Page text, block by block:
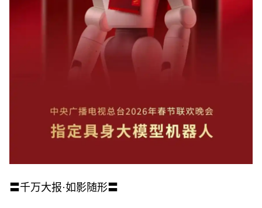
〓千万大报·如影随形〓